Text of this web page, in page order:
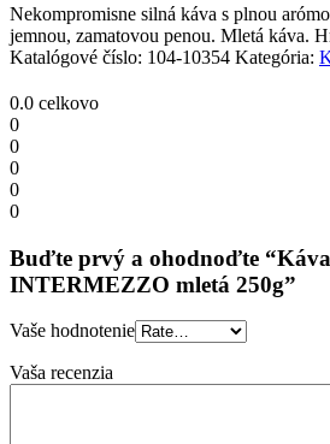
Nekompromisne silná káva s plnou
jemnou, zamatovou penou. Mletá káva.
Katalógové číslo: 104-10354 Kategória:
0.0 celkovo
0
0
0
0
0
Buďte prvý a ohodnoďte “Káva
INTERMEZZO mletá 250g”
Vaše hodnotenie
Vaša recenzia